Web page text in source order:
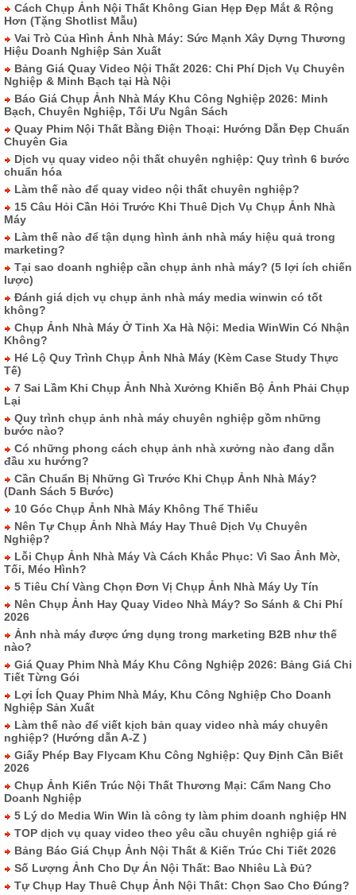
Cách Chụp Ảnh Nội Thất Không Gian Hẹp Đẹp Mắt & Rộng
Hơn (Tặng Shotlist Mẫu)
Vai Trò Của Hình Ảnh Nhà Máy: Sức Mạnh Xây Dựng Thương
Hiệu Doanh Nghiệp Sản Xuất
Bảng Giá Quay Video Nội Thất 2026: Chi Phí Dịch Vụ Chuyên
Nghiệp & Minh Bạch tại Hà Nội
Báo Giá Chụp Ảnh Nhà Máy Khu Công Nghiệp 2026: Minh
Bạch, Chuyên Nghiệp, Tối Ưu Ngân Sách
Quay Phim Nội Thất Bằng Điện Thoại: Hướng Dẫn Đẹp Chuẩn
Chuyên Gia
Dịch vụ quay video nội thất chuyên nghiệp: Quy trình 6 bước
chuẩn hóa
Làm thế nào để quay video nội thất chuyên nghiệp?
15 Câu Hỏi Cần Hỏi Trước Khi Thuê Dịch Vụ Chụp Ảnh Nhà
Máy
Làm thế nào để tận dụng hình ảnh nhà máy hiệu quả trong
marketing?
Tại sao doanh nghiệp cần chụp ảnh nhà máy? (5 lợi ích chiến
lược)
Đánh giá dịch vụ chụp ảnh nhà máy media winwin có tốt
không?
Chụp Ảnh Nhà Máy Ở Tỉnh Xa Hà Nội: Media WinWin Có Nhận
Không?
Hé Lộ Quy Trình Chụp Ảnh Nhà Máy (Kèm Case Study Thực
Tế)
7 Sai Lầm Khi Chụp Ảnh Nhà Xưởng Khiến Bộ Ảnh Phải Chụp
Lại
Quy trình chụp ảnh nhà máy chuyên nghiệp gồm những
bước nào?
Có những phong cách chụp ảnh nhà xưởng nào đang dẫn
đầu xu hướng?
Cần Chuẩn Bị Những Gì Trước Khi Chụp Ảnh Nhà Máy?
(Danh Sách 5 Bước)
10 Góc Chụp Ảnh Nhà Máy Không Thể Thiếu
Nên Tự Chụp Ảnh Nhà Máy Hay Thuê Dịch Vụ Chuyên
Nghiệp?
Lỗi Chụp Ảnh Nhà Máy Và Cách Khắc Phục: Vì Sao Ảnh Mờ,
Tối, Méo Hình?
5 Tiêu Chí Vàng Chọn Đơn Vị Chụp Ảnh Nhà Máy Uy Tín
Nên Chụp Ảnh Hay Quay Video Nhà Máy? So Sánh & Chi Phí
2026
Ảnh nhà máy được ứng dụng trong marketing B2B như thế
nào?
Giá Quay Phim Nhà Máy Khu Công Nghiệp 2026: Bảng Giá Chi
Tiết Từng Gói
Lợi Ích Quay Phim Nhà Máy, Khu Công Nghiệp Cho Doanh
Nghiệp Sản Xuất
Làm thế nào để viết kịch bản quay video nhà máy chuyên
nghiệp? (Hướng dẫn A-Z )
Giấy Phép Bay Flycam Khu Công Nghiệp: Quy Định Cần Biết
2026
Chụp Ảnh Kiến Trúc Nội Thất Thương Mại: Cẩm Nang Cho
Doanh Nghiệp
5 Lý do Media Win Win là công ty làm phim doanh nghiệp HN
TOP dịch vụ quay video theo yêu cầu chuyên nghiệp giá rẻ
Bảng Báo Giá Chụp Ảnh Nội Thất & Kiến Trúc Chi Tiết 2026
Số Lượng Ảnh Cho Dự Án Nội Thất: Bao Nhiêu Là Đủ?
Tự Chụp Hay Thuê Chụp Ảnh Nội Thất: Chọn Sao Cho Đúng?